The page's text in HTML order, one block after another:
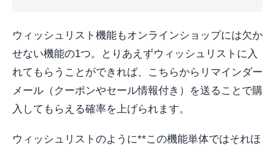
ウィッシュリスト機能もオンラインショップには欠か
せない機能の1つ。とりあえずウィッシュリストに入
れてもらうことができれば、こちらからリマインダー
メール（クーポンやセール情報付き）を送ることで購
入してもらえる確率を上げられます。
ウィッシュリストのように**この機能単体ではそれほ